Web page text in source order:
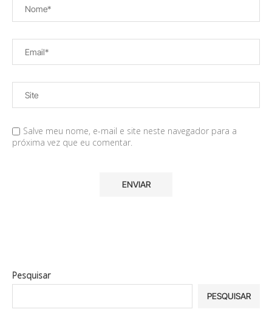
Salve meu nome, e-mail e site neste navegador para a
próxima vez que eu comentar.
Pesquisar
PESQUISAR